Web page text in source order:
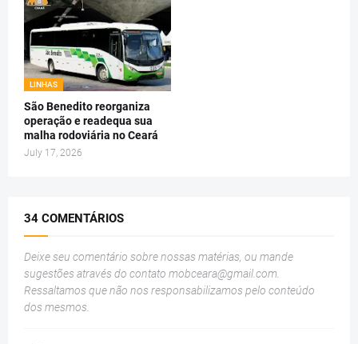
LINHAS
São Benedito reorganiza
operação e readequa sua
malha rodoviária no Ceará
July 17, 2026
34 COMENTÁRIOS
Deixe seu comentário sobre nossas matérias, ou mande
sugestões através do contato mobceara@gmail.com
Ressaltamos que não nos responsabilizamos pelo conteúdo
dos mesmos.